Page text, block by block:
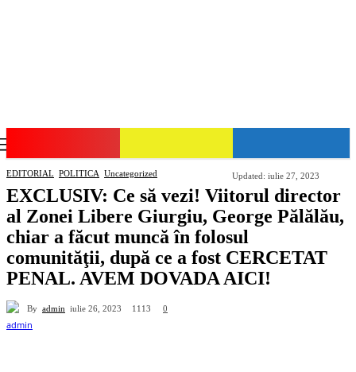
EDITORIAL POLITICA Uncategorized Updated: iulie 27, 2023
EXCLUSIV: Ce să vezi! Viitorul director
al Zonei Libere Giurgiu, George Pălălău,
chiar a făcut muncă în folosul
comunităţii, după ce a fost CERCETAT
PENAL. AVEM DOVADA AICI!
By admin iulie 26, 2023 1113 0